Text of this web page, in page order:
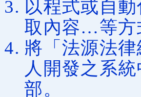
以程式或自
取內容…等方
將「法源法
人開發之系
部。